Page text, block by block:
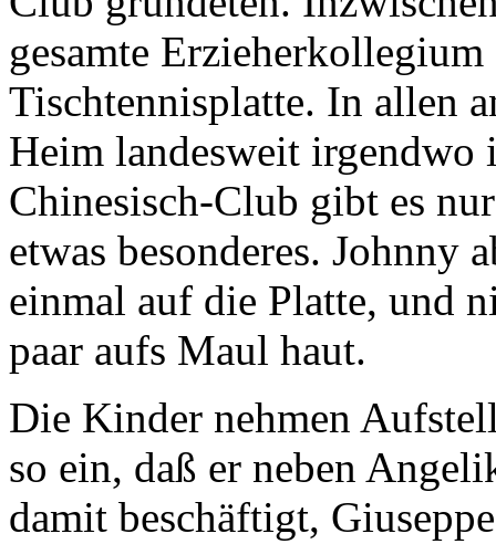
gesamte
Tischtennisplatte. In allen
Heim landesweit
Chinesisch-Club gibt es
etwas besonderes. Johnny
einmal auf die Platte, und
paar aufs Maul haut.
Die Kinder nehmen
so ein, daß er neben
damit beschäftigt,